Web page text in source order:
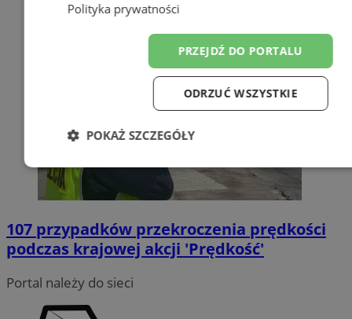
107 przypadków przekroczenia prędkości
podczas krajowej akcji 'Prędkość'
Portal należy do sieci
Polityka prywatności
PRZEJDŹ DO PORTALU
ODRZUĆ WSZYSTKIE
POKAŻ SZCZEGÓŁY
Niezbędne Wydajność
Funkcjonalność